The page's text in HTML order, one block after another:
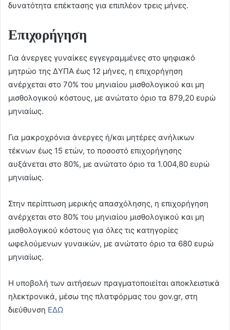
δυνατότητα επέκτασης για επιπλέον τρεις μήνες.
Επιχορήγηση
Για άνεργες γυναίκες εγγεγραμμένες στο ψηφιακό
μητρώο της ΔΥΠΑ έως 12 μήνες, η επιχορήγηση
ανέρχεται στο 70% του μηνιαίου μισθολογικού και μη
μισθολογικού κόστους, με ανώτατο όριο τα 879,20 ευρώ
μηνιαίως.
Για μακροχρόνια άνεργες ή/και μητέρες ανήλικων
τέκνων έως 15 ετών, το ποσοστό επιχορήγησης
αυξάνεται στο 80%, με ανώτατο όριο τα 1.004,80 ευρώ
μηνιαίως.
Στην περίπτωση μερικής απασχόλησης, η επιχορήγηση
ανέρχεται στο 80% του μηνιαίου μισθολογικού και μη
μισθολογικού κόστους για όλες τις κατηγορίες
ωφελούμενων γυναικών, με ανώτατο όριο τα 680 ευρώ
μηνιαίως.
Η υποβολή των αιτήσεων πραγματοποιείται αποκλειστικά
ηλεκτρονικά, μέσω της πλατφόρμας του gov.gr, στη
διεύθυνση ΕΔΩ